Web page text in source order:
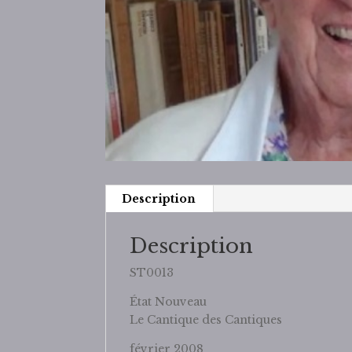
Description
Description
ST0013
État Nouveau
Le Cantique des Cantiques
février 2008